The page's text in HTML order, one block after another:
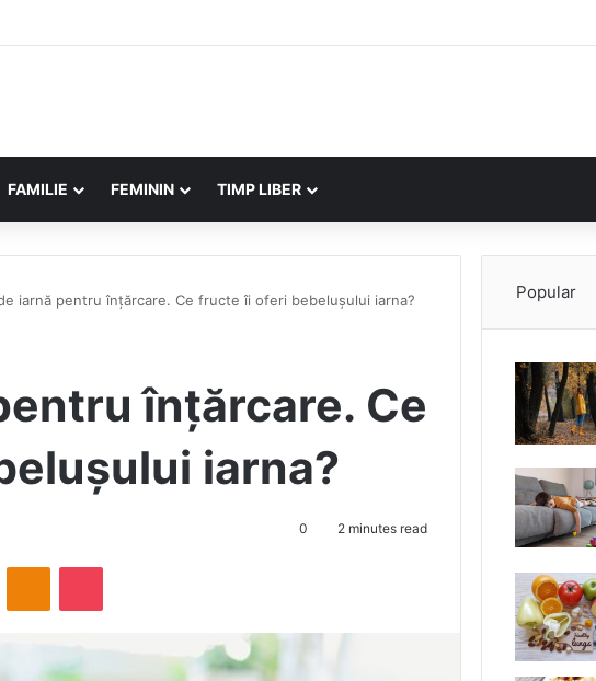
FAMILIE FEMININ TIMP LIBER
iarnă pentru înțărcare. Ce fructe îi oferi bebelușului iarna?
înțărcare. Ce
iarna?
0 2 minutes read
Popular